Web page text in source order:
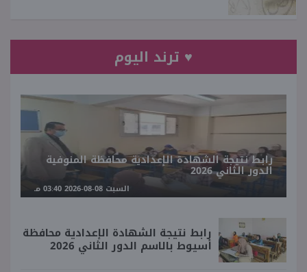
♥ ترند اليوم
رابط نتيجة الشهادة الإعدادية محافظة المنوفية
الدور الثاني 2026
السبت 08-08-2026 03:40 مـ
رابط نتيجة الشهادة الإعدادية محافظة
أسيوط بالاسم الدور الثاني 2026